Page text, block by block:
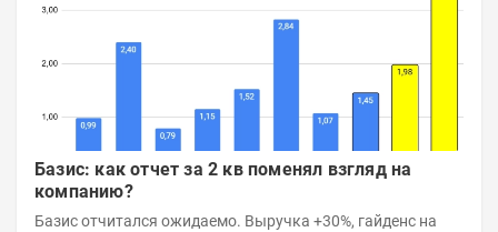
Базис: как отчет за 2 кв поменял взгляд на
компанию?
Базис отчитался ожидаемо. Выручка +30%, гайденс на